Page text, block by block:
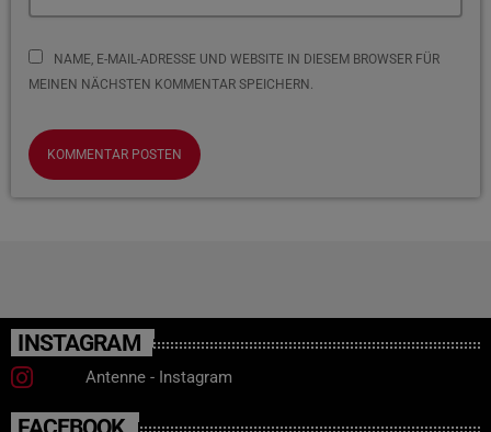
NAME, E-MAIL-ADRESSE UND WEBSITE IN DIESEM BROWSER FÜR
MEINEN NÄCHSTEN KOMMENTAR SPEICHERN.
INSTAGRAM
Antenne - Instagram